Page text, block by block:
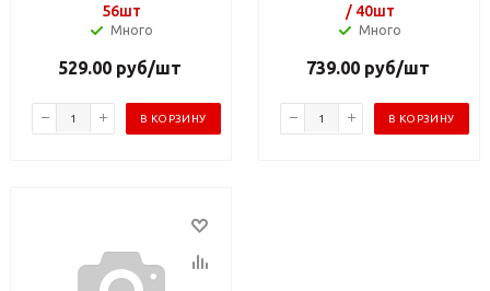
56шт
Много
529.00руб/шт
В КОРЗИНУ
/ 40шт
Много
739.00руб/шт
В КОРЗИНУ